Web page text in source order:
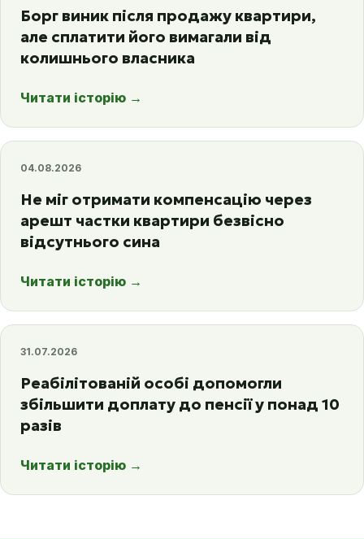
Борг виник після продажу квартири,
але сплатити його вимагали від
колишнього власника
Читати історію →
04.08.2026
Не міг отримати компенсацію через
арешт частки квартири безвісно
відсутнього сина
Читати історію →
31.07.2026
Реабілітованій особі допомогли
збільшити доплату до пенсії у понад 10
разів
Читати історію →